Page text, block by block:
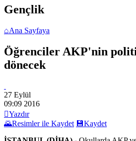
Gençlik
⌂Ana Sayfaya
Öğrenciler AKP'nin
dönecek
27 Eylül
09:09 2016
Yazdır
🌄Resimler ile Kaydet 💾Kaydet